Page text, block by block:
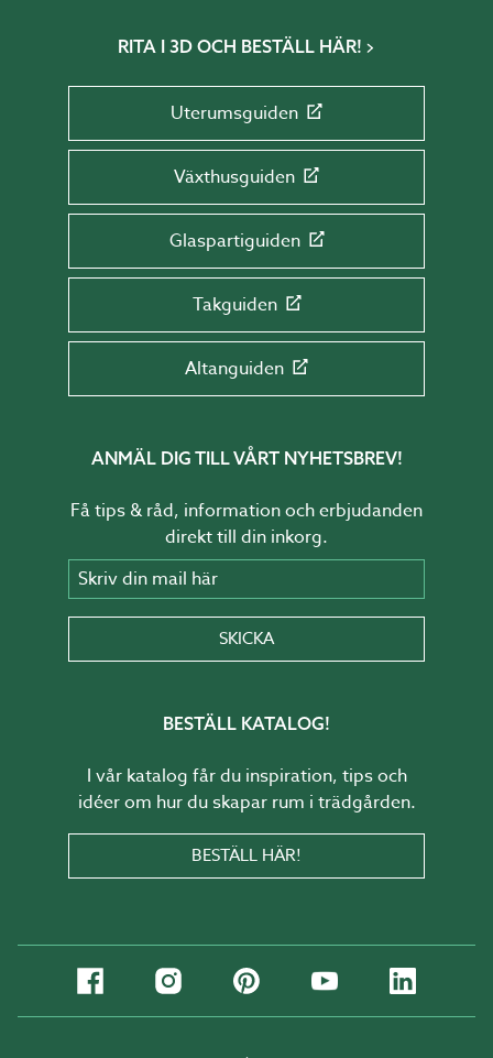
RITA I 3D OCH BESTÄLL HÄR!
Uterumsguiden
Växthusguiden
Glaspartiguiden
Takguiden
Altanguiden
ANMÄL DIG TILL VÅRT NYHETSBREV!
Få tips & råd, information och erbjudanden
direkt till din inkorg.
Skriv din mail här
SKICKA
BESTÄLL KATALOG!
I vår katalog får du inspiration, tips och
idéer om hur du skapar rum i trädgården.
BESTÄLL HÄR!